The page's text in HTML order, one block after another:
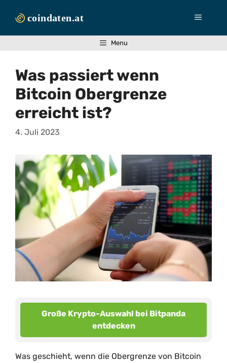
Inhalt
Menü
Menu
Was passiert wenn
Bitcoin Obergrenze
erreicht ist?
4. Juli 2023
Große Krypto-Auswahl bei Bitpanda
entdecken
Was geschieht, wenn die Obergrenze von Bitcoin